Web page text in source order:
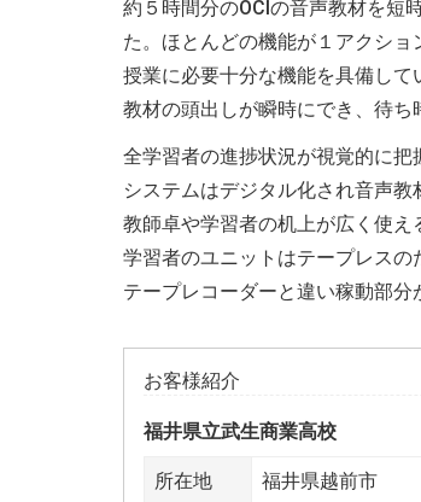
約５時間分のOCIの音声教材を短
た。ほとんどの機能が１アクシ
授業に必要十分な機能を具備して
教材の頭出しが瞬時にでき、待ち
全学習者の進捗状況が視覚的に把
システムはデジタル化され音声教
教師卓や学習者の机上が広く使え
学習者のユニットはテープレスの
テープレコーダーと違い稼動部分
お客様紹介
福井県立武生商業高校
所在地 福井県越前市